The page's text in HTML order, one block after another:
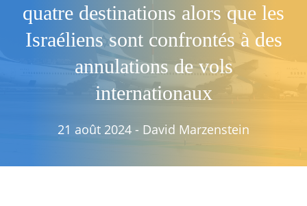
quatre destinations alors que les
Israéliens sont confrontés à des
annulations de vols
internationaux
21 août 2024 - David Marzenstein